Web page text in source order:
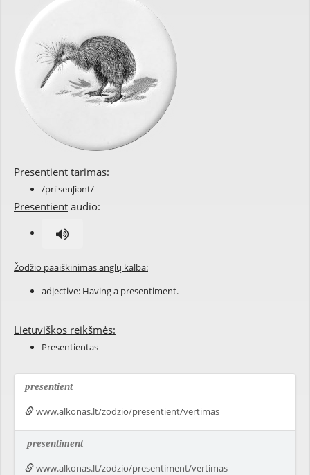
Presentient tarimas:
/pri'senʃiənt/
Presentient audio:
Žodžio paaiškinimas anglų kalba:
adjective: Having a presentiment.
Lietuviškos reikšmės:
Presentientas
presentient
www.alkonas.lt/zodzio/presentient/vertimas
presentiment
www.alkonas.lt/zodzio/presentiment/vertimas